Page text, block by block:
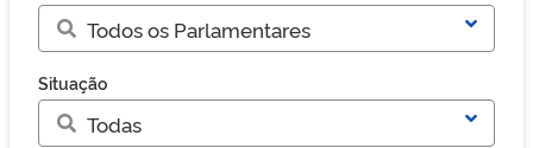
Situação